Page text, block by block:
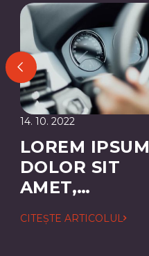
14. 10. 2022
LOREM IPSUM
DOLOR SIT
AMET,
ADIPISCING
CITEȘTE ARTICOLUL